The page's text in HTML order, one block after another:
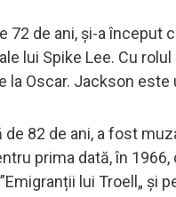
de ani, și-a început
lui Spike Lee. Cu
la Oscar. Jackson
82 de ani, a fost
prima dată, în
lui Troell„ și